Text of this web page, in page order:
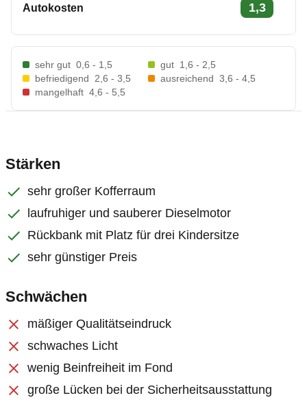
Autokosten 1,3
sehr gut 0,6 - 1,5 gut 1,6 - 2,5
befriedigend
2,6 - 3,5 ausreichend 3,6 - 4,5
mangelhaft 4,6 - 5,5
Stärken
sehr großer Kofferraum
laufruhiger und sauberer Dieselmotor
Rückbank mit Platz für drei Kindersitze
sehr günstiger Preis
Schwächen
mäßiger Qualitätseindruck
schwaches Licht
wenig Beinfreiheit im Fond
große Lücken bei der Sicherheitsausstattung